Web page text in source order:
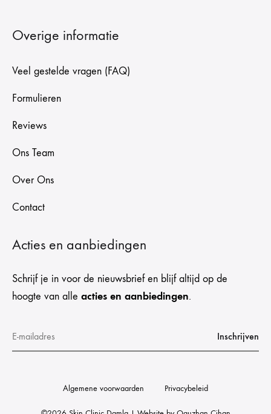
Overige informatie
Veel gestelde vragen (FAQ)
Formulieren
Reviews
Ons Team
Over Ons
Contact
Acties en aanbiedingen
Schrijf je in voor de nieuwsbrief en blijf altijd op de
hoogte van alle acties en aanbiedingen.
Algemene voorwaarden Privacybeleid